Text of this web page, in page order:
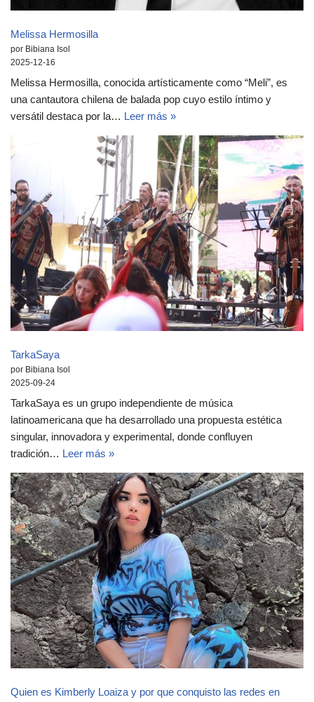
Melissa Hermosilla
por Bibiana Isol
2025-12-16
Melissa Hermosilla, conocida artísticamente como “Meli”, es
una cantautora chilena de balada pop cuyo estilo íntimo y
versátil destaca por la… Leer más »
TarkaSaya
por Bibiana Isol
2025-09-24
TarkaSaya es un grupo independiente de música
latinoamericana que ha desarrollado una propuesta estética
singular, innovadora y experimental, donde confluyen
tradición… Leer más »
Quien es Kimberly Loaiza y por que conquisto las redes en